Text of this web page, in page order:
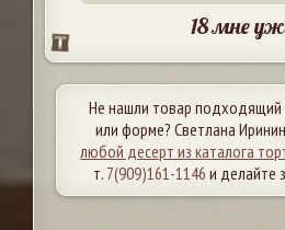
18 мне
Не нашли товар подходящий
или форме? Светлана
любой десерт из каталога
т. 7(909)161-1146 и делайте